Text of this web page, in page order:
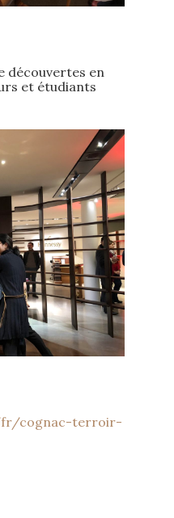
découvertes en
et étudiants
fr/cognac-terroir-